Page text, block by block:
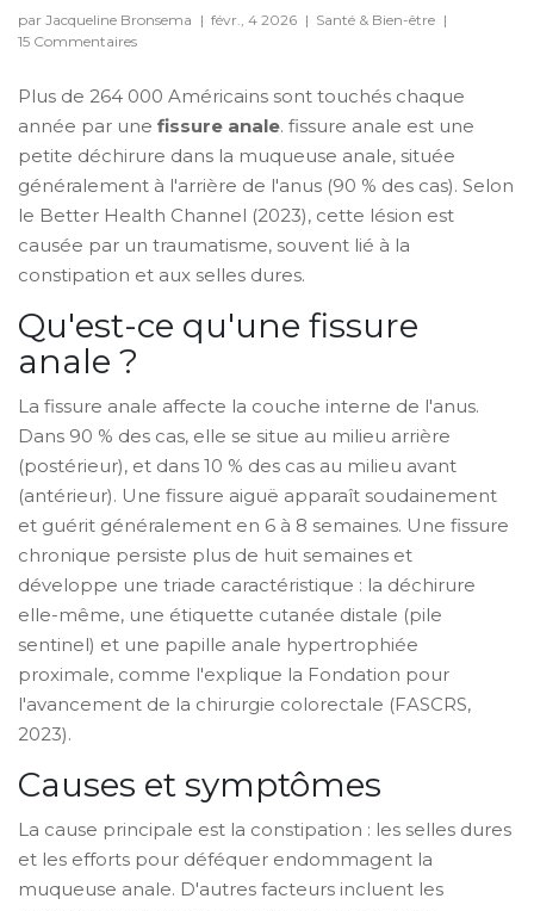
par Jacqueline Bronsema | févr., 4 2026 | Santé & Bien-être |
15 Commentaires
Plus de 264 000 Américains sont touchés chaque
année par une fissure anale. fissure anale est une
petite déchirure dans la muqueuse anale, située
généralement à l'arrière de l'anus (90 % des cas). Selon
le Better Health Channel (2023), cette lésion est
causée par un traumatisme, souvent lié à la
constipation et aux selles dures.
Qu'est-ce qu'une fissure
anale ?
La fissure anale affecte la couche interne de l'anus.
Dans 90 % des cas, elle se situe au milieu arrière
(postérieur), et dans 10 % des cas au milieu avant
(antérieur). Une fissure aiguë apparaît soudainement
et guérit généralement en 6 à 8 semaines. Une fissure
chronique persiste plus de huit semaines et
développe une triade caractéristique : la déchirure
elle-même, une étiquette cutanée distale (pile
sentinel) et une papille anale hypertrophiée
proximale, comme l'explique la Fondation pour
l'avancement de la chirurgie colorectale (FASCRS,
2023).
Causes et symptômes
La cause principale est la constipation : les selles dures
et les efforts pour déféquer endommagent la
muqueuse anale. D'autres facteurs incluent les